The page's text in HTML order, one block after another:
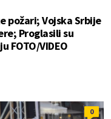
požari; Vojska Srbije
Proglasili su
FOTO/VIDEO
0